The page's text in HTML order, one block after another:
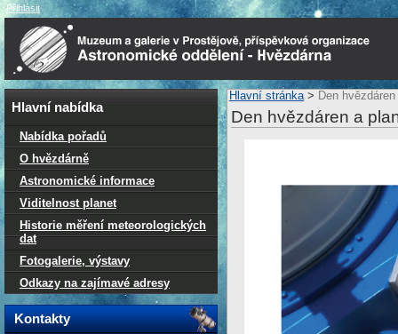
Hlavní nabídka
Nabídka pořadů
O hvězdárně
Astronomické informace
Viditelnost planet
Historie měření meteorologických
dat
Fotogalerie, výstavy
Odkazy na zajímavé adresy
Kontakty
Hlavní stránka> Den
Den hvězdáren a
Přihlásit